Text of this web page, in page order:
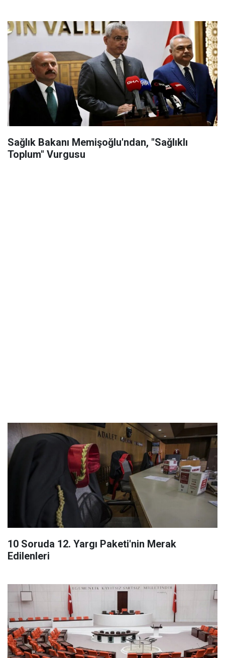
Sağlık Bakanı Memişoğlu'ndan, "Sağlıklı
Toplum" Vurgusu
10 Soruda 12. Yargı Paketi'nin Merak
Edilenleri